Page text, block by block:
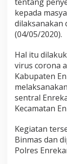
kepada
dilaksanakan
(04/05/2020).
Hal itu
virus corona
Kabupaten
sentral
Kecamatan
Kegiatan
Binmas dan
Polres